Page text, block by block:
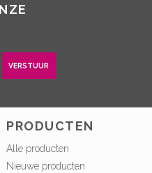
VERSTUUR
PRODUCTEN
Alle producten
Nieuwe producten